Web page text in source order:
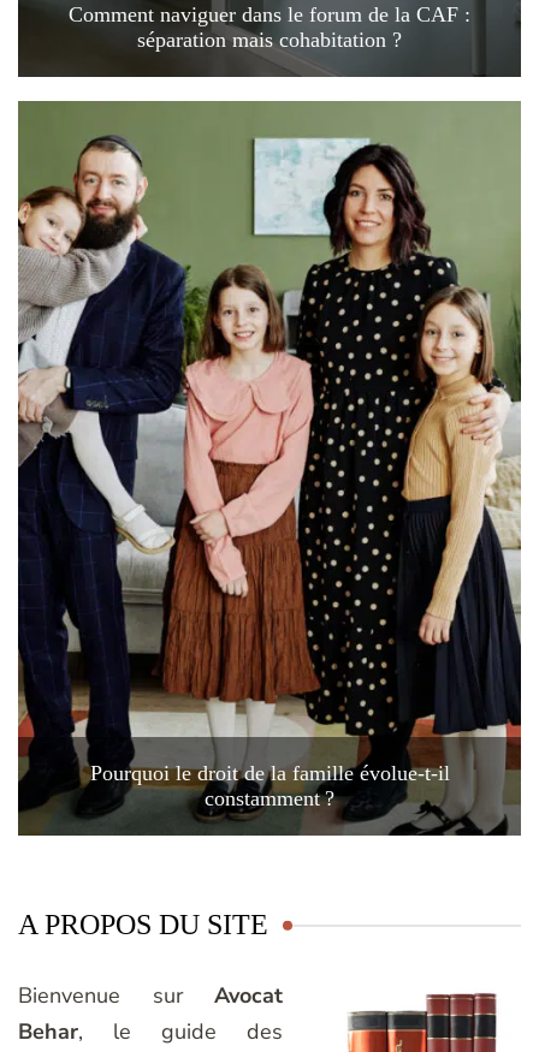
Comment naviguer dans le forum de la CAF :
séparation mais cohabitation ?
Pourquoi le droit de la famille évolue-t-il
constamment ?
A PROPOS DU SITE
Bienvenue sur Avocat
Behar, le guide des